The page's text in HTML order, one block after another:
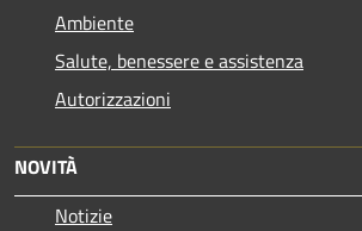
Ambiente
Salute, benessere e assistenza
Autorizzazioni
NOVITÀ
Notizie